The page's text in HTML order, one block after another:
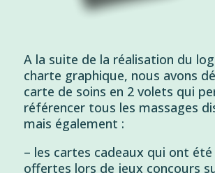
A la suite de la réalisation du
charte graphique, nous avons
carte de soins en 2 volets qui
référencer tous les massages
mais également :
– les cartes cadeaux qui ont été
offertes lors de jeux concours